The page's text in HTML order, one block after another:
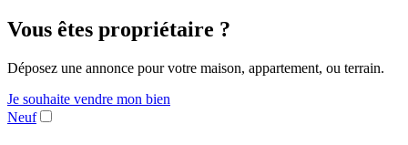
Vous êtes propriétaire ?
Déposez une annonce pour votre maison, appartement, ou terrain.
Je souhaite vendre mon bien
Neuf